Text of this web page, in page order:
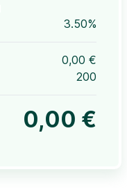
3.50%
0,00 €
200
0,00 €